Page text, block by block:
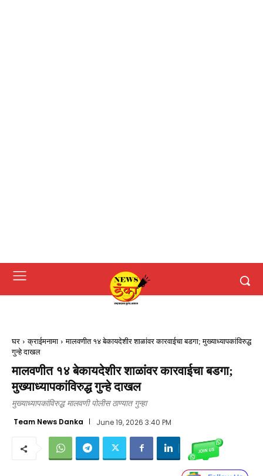
घर क्राईमनामा
मालवणीत १४ बेकायदेशीर शाळांवर कारवाईचा बडगा; मुख्याध्यापकांविरुद्ध
गुन्हे दाखल
मालवणीत १४ बेकायदेशीर शाळांवर कारवाईचा बडगा;
मुख्याध्यापकांविरुद्ध गुन्हे दाखल
मुख्याध्यापकांविरुद्ध मालवणी पोलीस ठाण्यात गुन्हा
Team News Danka June 19, 2026 3:40 PM